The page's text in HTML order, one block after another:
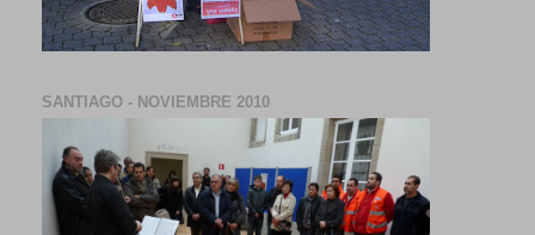
SANTIAGO - NOVIEMBRE 2010